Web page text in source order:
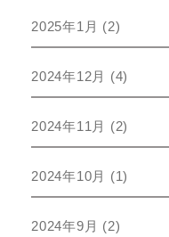
2025年1月 (2)
2024年12月 (4)
2024年11月 (2)
2024年10月 (1)
2024年9月 (2)